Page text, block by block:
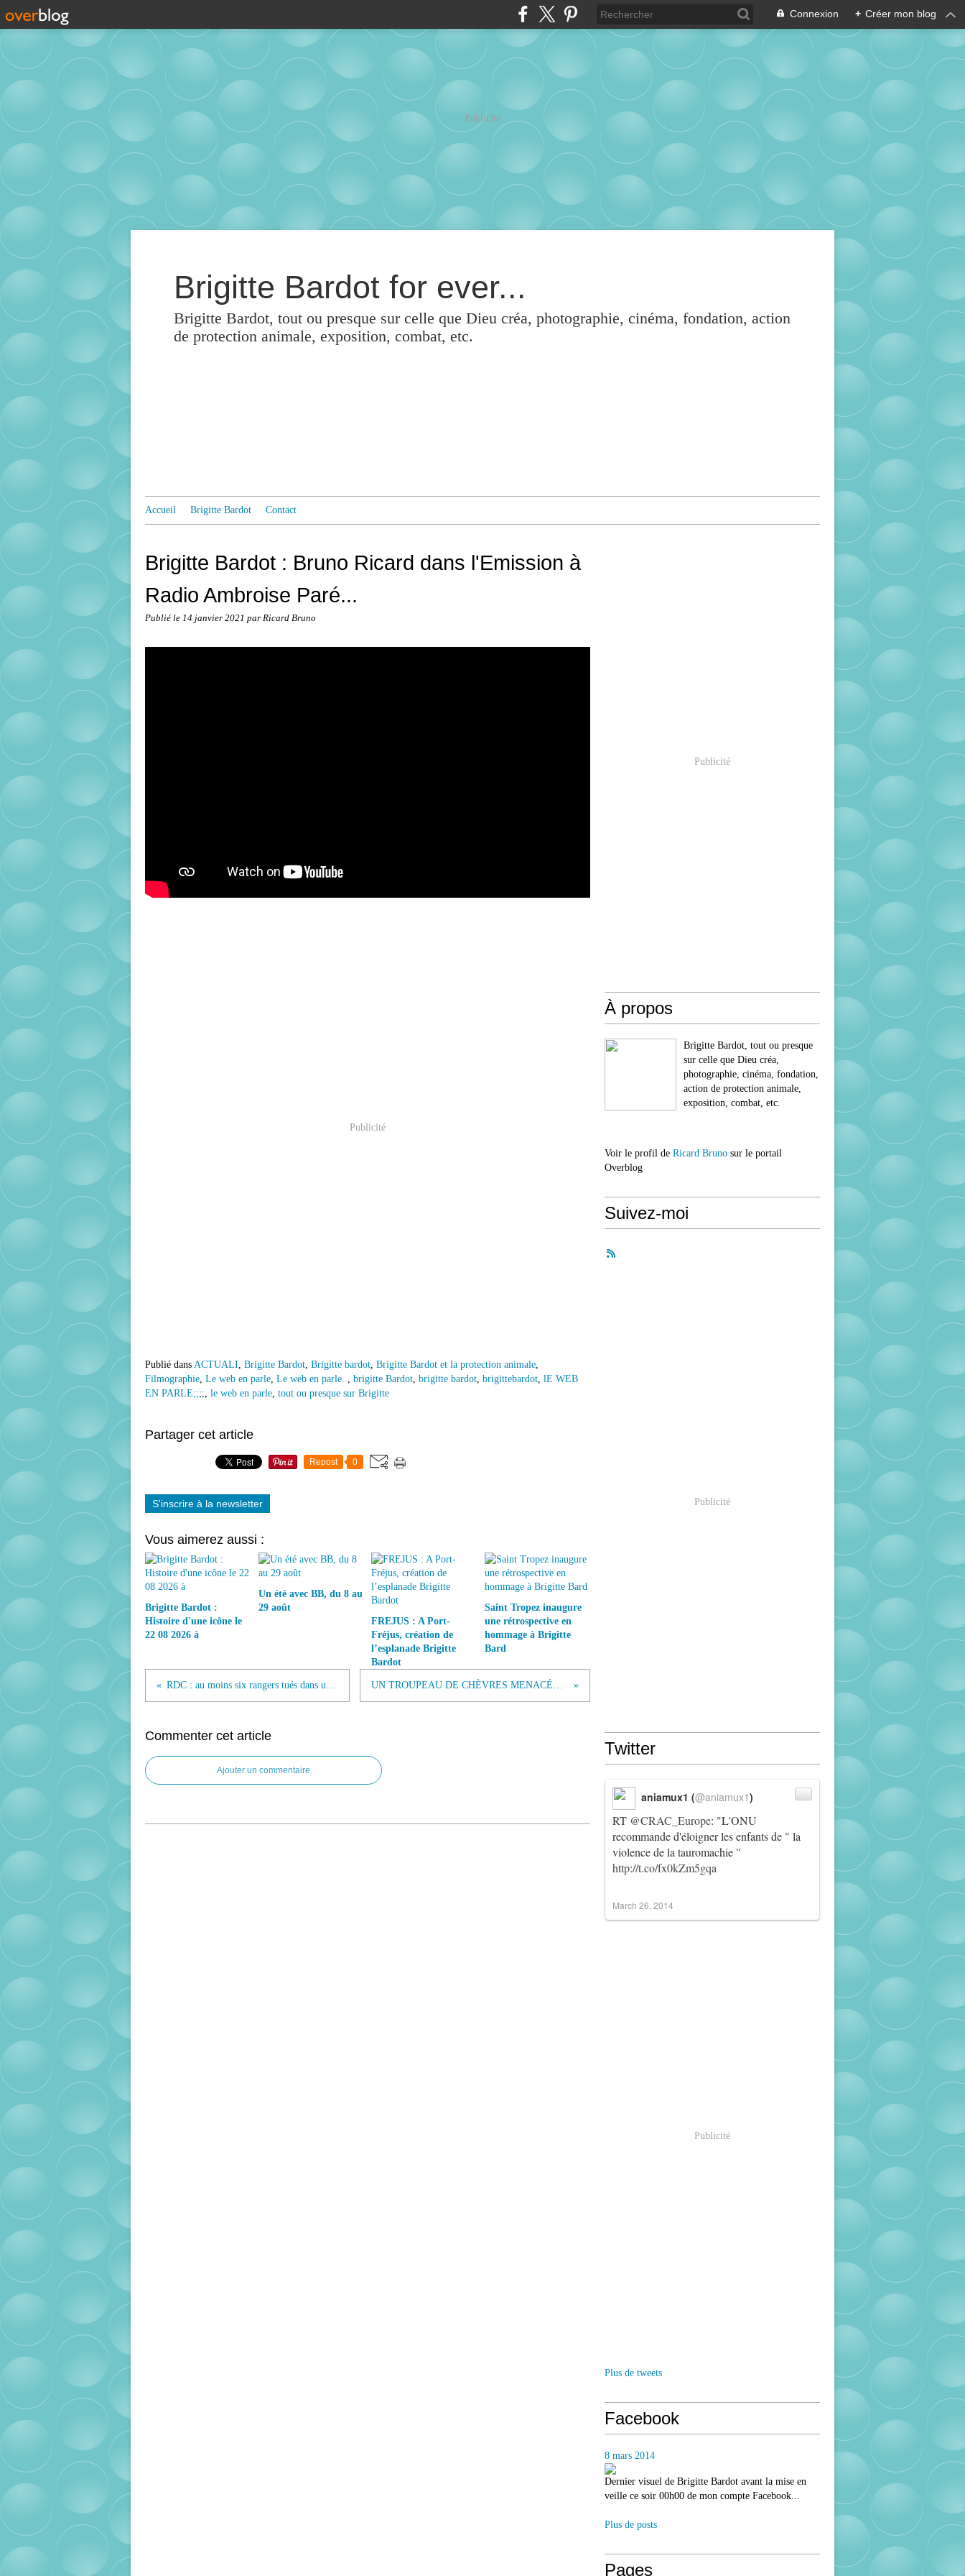
Connexion + Créer mon blog
Publicité
Brigitte Bardot for ever...
Brigitte Bardot, tout ou presque sur celle que Dieu créa, photographie, cinéma, fondation, action
de protection animale, exposition, combat, etc.
Accueil Brigitte Bardot Contact
Brigitte Bardot : Bruno Ricard dans l'Emission à
Radio Ambroise Paré...
Publié le 14 janvier 2021 par Ricard Bruno
Publicité
Publié dans ACTUALI Brigitte Bardot Brigitte bardot Brigitte Bardot et la protection animale
Filmographie Le web en parle Le web en parle.. brigitte Bardot brigitte bardot brigittebardot lE WEB
EN PARLE;;;; le web en parle tout ou presque sur Brigitte
Partager cet article
Repost 0
S'inscrire à la newsletter
Vous aimerez aussi :
Brigitte Bardot :
Histoire d'une icône le
22 08 2026 à
Un été avec BB, du 8 au
29 août
FREJUS : A Port-
Fréjus, création de
l’esplanade Brigitte
Bardot
Saint Tropez inaugure
une rétrospective en
hommage à Brigitte
Bard
Commenter cet article
Ajouter un commentaire
Publicité
À propos
Brigitte Bardot, tout ou presque
sur celle que Dieu créa,
photographie, cinéma, fondation,
action de protection animale,
exposition, combat, etc.
Voir le profil de Ricard Bruno sur le portail
Overblog
Suivez-moi
Publicité
Twitter
RT @CRAC_Europe: "L'ONU
recommande d'éloigner les enfants de " la
violence de la tauromachie "
http://t.co/fx0kZm5gqa
aniamux1 (@aniamux1)
March 26, 2014
Publicité
Plus de tweets
Facebook
8 mars 2014
Dernier visuel de Brigitte Bardot avant la mise en
veille ce soir 00h00 de mon compte Facebook...
Plus de posts
Pages